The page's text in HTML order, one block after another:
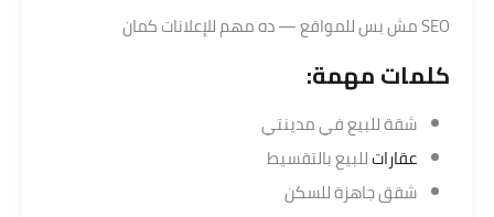
SEO مش بس للمواقع — ده مهم للإعلانات كمان
كلمات مهمة:
شقة للبيع في مدينتي
عقاراتللبيع بالتقسيط
شقق جاهزة للسكن